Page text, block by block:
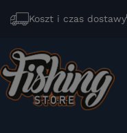
Koszt i czas dostawy